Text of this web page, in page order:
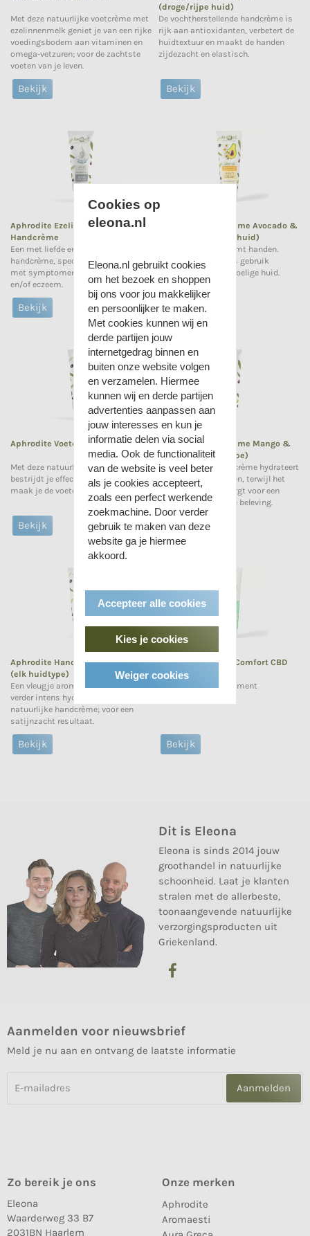
Met deze natuurlijke voetcrème met
ezelinnenmelk geniet je van een rijke
voedingsbodem aan vitaminen en
omega-vetzuren; voor de zachtste
voeten van je leven.
Bekijk
(droge/rijpe huid)
De vochtherstellende handcrème is
rijk aan antioxidanten, verbetert de
huidtextuur en maakt de handen
zijdezacht en elastisch.
Bekijk
Aphrodite Ezelinnenmelk
Handcrème
Een met liefde en zorg ontwikkelde
handcrème, speciaal voor handen
met symptomen van psoriasis
en/of eczeem.
Bekijk
Aphrodite Handcrème Avocado &
Kamille (gevoelige huid)
Verzacht en beschermt handen.
Ideaal voor dagelijks gebruik
speciaal voor de gevoelige huid.
Bekijk
Aphrodite Voetdeodorant
Met deze natuurlijke voetdeodorant
bestrijdt je effectief nare luchtjes en
maak je de voeten zijdezacht.
Bekijk
Aphrodite Handcrème Mango &
Papaya (elk huidtype)
De natuurlijke handcrème hydrateert
en verzorgt de handen, terwijl het
exotische aroma zorgt voor een
heerlijke zintuiglijke beleving.
Bekijk
Aphrodite Handcrème Lavendel
(elk huidtype)
Een vleugje aromatherapie in een
verder intens hydraterende
natuurlijke handcrème; voor een
satijnzacht resultaat.
Bekijk
Aphrodite Instant Comfort CBD
Handcrème
Nieuw in het assortiment
Bekijk
Dit is Eleona
Eleona is sinds 2014 jouw
groothandel in natuurlijke
schoonheid. Laat je klanten
stralen met de allerbeste,
toonaangevende natuurlijke
verzorgingsproducten uit
Griekenland.
Aanmelden voor nieuwsbrief
Meld je nu aan en ontvang de laatste informatie
Aanmelden
Onze merken
Aphrodite
Aromaesti
Zo bereik je ons
Eleona
Waarderweg 33 B7
2031BN Haarlem
Cookies op
eleona.nl
Eleona.nl gebruikt cookies
om het bezoek en shoppen
bij ons voor jou makkelijker
en persoonlijker te maken.
Met cookies kunnen wij en
derde partijen jouw
internetgedrag binnen en
buiten onze website volgen
en verzamelen. Hiermee
kunnen wij en derde partijen
advertenties aanpassen aan
jouw interesses en kun je
informatie delen via social
media. Ook de functionaliteit
van de website is veel beter
als je cookies accepteert,
zoals een perfect werkende
zoekmachine. Door verder
gebruik te maken van deze
website ga je hiermee
akkoord.
Accepteer alle cookies
Kies je cookies
Weiger cookies